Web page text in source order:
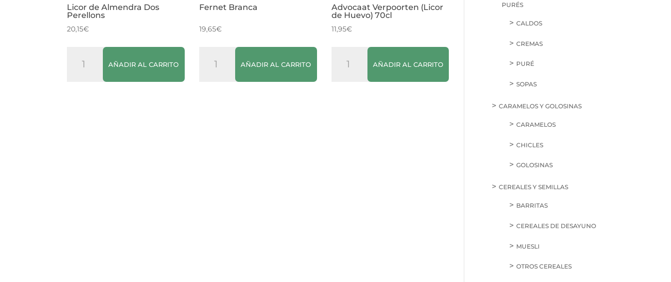
Licor de Almendra Dos
Perellons
20,15€
Almendra
AÑADIR AL CARRITO
Fernet Branca
19,65€
Branca
cantidad
AÑADIR AL CARRITO
Advocaat Verpoorten (Licor
de Huevo) 70cl
11,95€
VerpoortenAÑADIR AL CARRITO
PURÉS
CALDOS
CREMAS
PURÉ
SOPAS
CARAMELOS Y GOLOSINAS
CARAMELOS
CHICLES
GOLOSINAS
CEREALES Y SEMILLAS
BARRITAS
CEREALES DE DESAYUNO
MUESLI
OTROS CEREALES